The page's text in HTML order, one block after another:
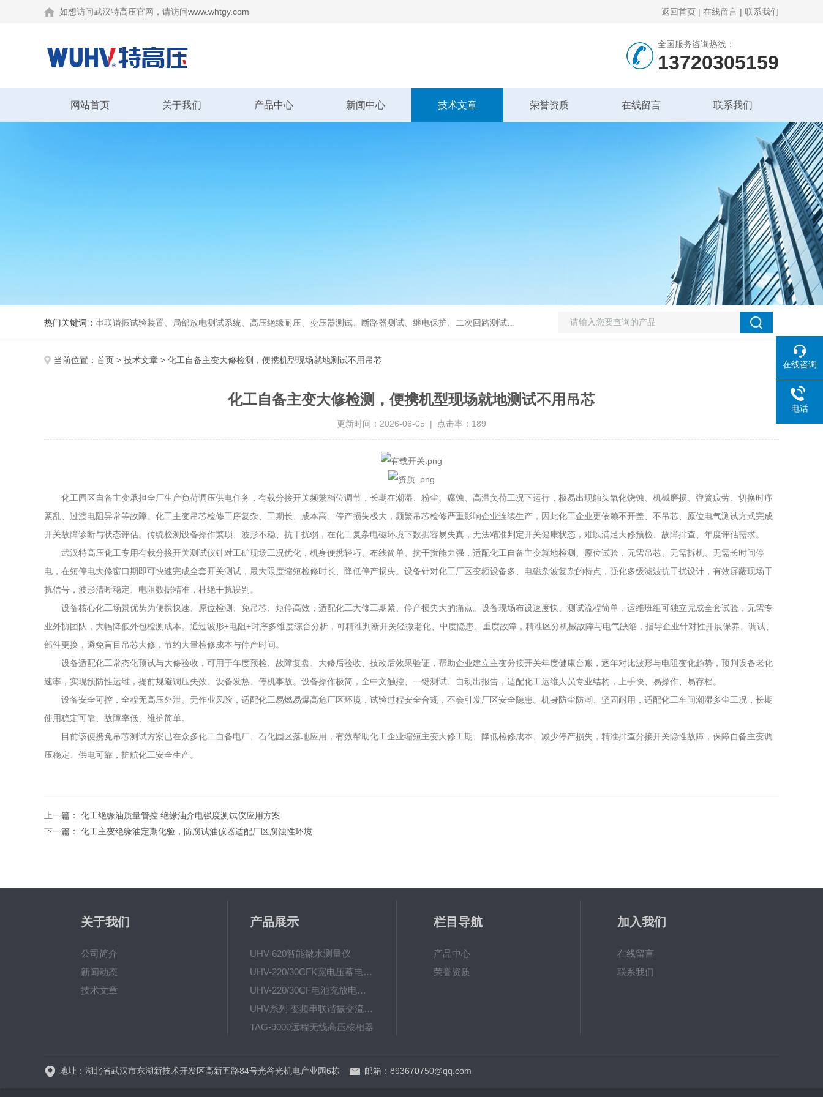
如想访问武汉特高压官网，请访问www.whtgy.com 返回首页 | 在线留言 | 联系我们
全国服务咨询热线：
13720305159
网站首页 关于我们 产品中心 新闻中心 技术文章 荣誉资质 在线留言 联系我们
热门关键词： 串联谐振试验装置、局部放电测试系统、高压绝缘耐压、变压器测试、断路器测试、继电保护、二次回路测试、电
当前位置： 首页 > 技术文章 > 化工自备主变大修检测，便携机型现场就地测试不用吊芯
化工自备主变大修检测，便携机型现场就地测试不用吊芯
更新时间：2026-06-05 | 点击率：189
化工园区自备主变承担全厂生产负荷调压供电任务，有载分接开关频繁档位调节，长期在潮湿、粉尘、腐蚀、高温负荷工况下运行，极易出现触头氧化烧蚀、机械磨损、弹簧疲劳、切换时序
紊乱、过渡电阻异常等故障。化工主变吊芯检修工序复杂、工期长、成本高、停产损失极大，频繁吊芯检修严重影响企业连续生产，因此化工企业更依赖不开盖、不吊芯、原位电气测试方式完成
开关故障诊断与状态评估。传统检测设备操作繁琐、波形不稳、抗干扰弱，在化工复杂电磁环境下数据容易失真，无法精准判定开关健康状态，难以满足大修预检、故障排查、年度评估需求。
武汉特高压化工专用有载分接开关测试仪针对工矿现场工况优化，机身便携轻巧、布线简单、抗干扰能力强，适配化工自备主变就地检测、原位试验，无需吊芯、无需拆机、无需长时间停
电，在短停电大修窗口期即可快速完成全套开关测试，最大限度缩短检修时长、降低停产损失。设备针对化工厂区变频设备多、电磁杂波复杂的特点，强化多级滤波抗干扰设计，有效屏蔽现场干
扰信号，波形清晰稳定、电阻数据精准，杜绝干扰误判。
设备核心化工场景优势为便携快速、原位检测、免吊芯、短停高效，适配化工大修工期紧、停产损失大的痛点。设备现场布设速度快、测试流程简单，运维班组可独立完成全套试验，无需专
业外协团队，大幅降低外包检测成本。通过波形+电阻+时序多维度综合分析，可精准判断开关轻微老化、中度隐患、重度故障，精准区分机械故障与电气缺陷，指导企业针对性开展保养、调试、
部件更换，避免盲目吊芯大修，节约大量检修成本与停产时间。
设备适配化工常态化预试与大修验收，可用于年度预检、故障复盘、大修后验收、技改后效果验证，帮助企业建立主变分接开关年度健康台账，逐年对比波形与电阻变化趋势，预判设备老化
速率，实现预防性运维，提前规避调压失效、设备发热、停机事故。设备操作极简，全中文触控、一键测试、自动出报告，适配化工运维人员专业结构，上手快、易操作、易存档。
设备安全可控，全程无高压外泄、无作业风险，适配化工易燃易爆高危厂区环境，试验过程安全合规，不会引发厂区安全隐患。机身防尘防潮、坚固耐用，适配化工车间潮湿多尘工况，长期
使用稳定可靠、故障率低、维护简单。
目前该便携免吊芯测试方案已在众多化工自备电厂、石化园区落地应用，有效帮助化工企业缩短主变大修工期、降低检修成本、减少停产损失，精准排查分接开关隐性故障，保障自备主变调
压稳定、供电可靠，护航化工安全生产。
上一篇： 化工绝缘油质量管控 绝缘油介电强度测试仪应用方案
下一篇： 化工主变绝缘油定期化验，防腐试油仪器适配厂区腐蚀性环境
关于我们
公司简介
新闻动态
技术文章
产品展示
UHV-620智能微水测量仪
UHV-220/30CFK宽电压蓄电池充放电测试仪
UHV-220/30CF电池充放电测试仪
UHV系列 变频串联谐振交流耐压装置
TAG-9000远程无线高压核相器
栏目导航
产品中心
荣誉资质
加入我们
在线留言
联系我们
地址：湖北省武汉市东湖新技术开发区高新五路84号光谷光机电产业园6栋 邮箱：893670750@qq.com
在线咨询
电话